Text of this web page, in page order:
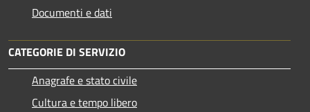
Documenti e dati
CATEGORIE DI SERVIZIO
Anagrafe e stato civile
Cultura e tempo libero